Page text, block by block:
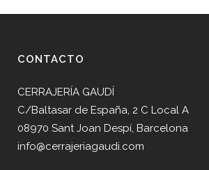
CONTACTO
CERRAJERÍA GAUDÍ
C/Baltasar de España, 2 C Local A
08970 Sant Joan Despí, Barcelona
info@cerrajeriagaudi.com